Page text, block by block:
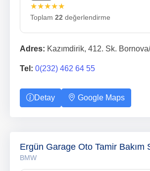
★★★★★
Toplam 22 değerlendirme
Adres: Kazımdirik, 412. Sk.
Tel: 0(232) 462 64 55
Detay Google Maps
Ergün Garage Oto Tamir Bakım
BMW